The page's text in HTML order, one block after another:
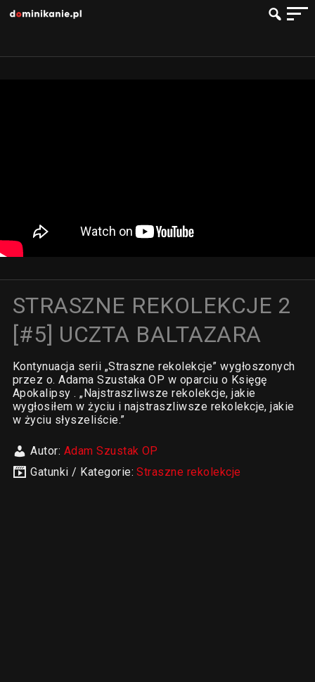
STRASZNE REKOLEKCJE 2
[#5] UCZTA BALTAZARA
Kontynuacja serii „Straszne rekolekcje” wygłoszonych
przez o. Adama Szustaka OP w oparciu o Księgę
Apokalipsy . „Najstraszliwsze rekolekcje, jakie
wygłosiłem w życiu i najstraszliwsze rekolekcje, jakie
w życiu słyszeliście.”
Autor: Adam Szustak OP
Gatunki / Kategorie:Straszne rekolekcje